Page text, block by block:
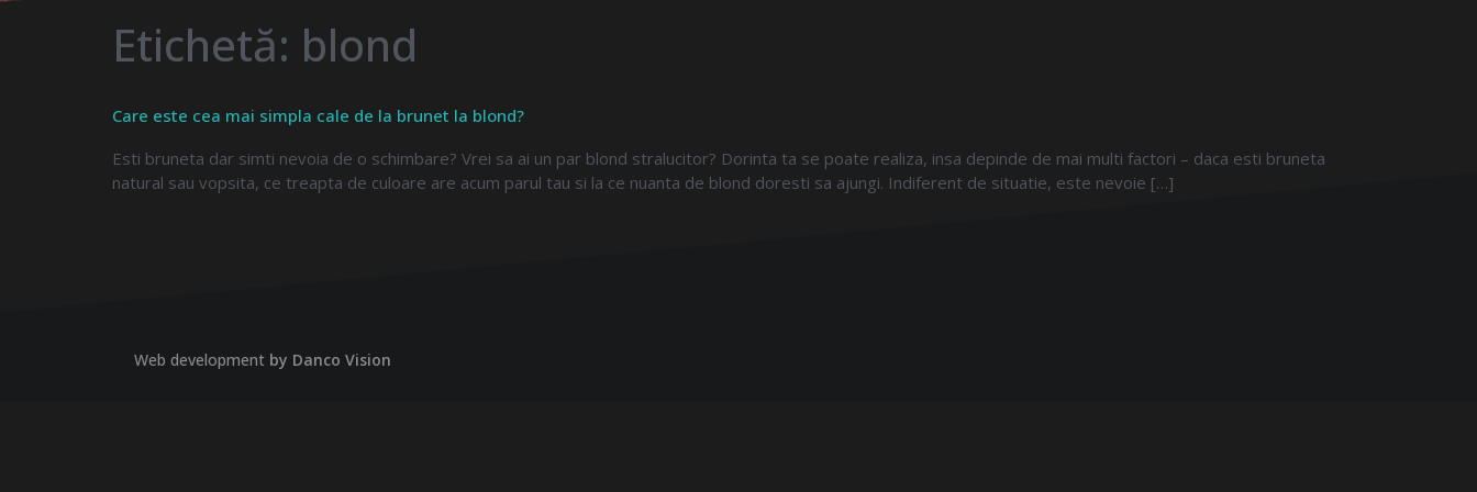
Etichetă: blond
Care este cea mai simpla cale de la brunet la blond?
Esti bruneta dar simti nevoia de o schimbare? Vrei sa ai un par blond stralucitor? Dorinta ta se poate realiza, insa depinde de mai multi factori – daca esti bruneta
natural sau vopsita, ce treapta de culoare are acum parul tau si la ce nuanta de blond doresti sa ajungi. Indiferent de situatie, este nevoie […]
Web development by Danco Vision